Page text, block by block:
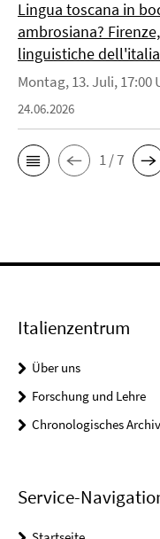
Lingua toscana in
ambrosiana?
linguistiche
Montag, 13. Juli, 17:00
24.06.2026
1 / 7
Italienzentrum
Über uns
Forschung und Lehre
Chronologisches Archiv
Service-